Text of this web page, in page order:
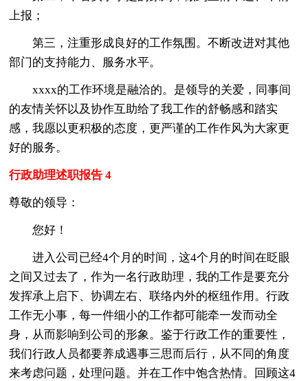
上报；
第三，注重形成良好的工作氛围。不断改进对其他
部门的支持能力、服务水平。
xxxx的工作环境是融洽的。是领导的关爱，同事间
的友情关怀以及协作互助给了我工作的舒畅感和踏实
感，我愿以更积极的态度，更严谨的工作作风为大家更
好的服务。
行政助理述职报告 4
尊敬的领导：
您好！
进入公司已经4个月的时间，这4个月的时间在眨眼
之间又过去了，作为一名行政助理，我的工作是要充分
发挥承上启下、协调左右、联络内外的枢纽作用。行政
工作无小事，每一件细小的工作都可能牵一发而动全
身，从而影响到公司的形象。鉴于行政工作的重要性，
我们行政人员都要养成遇事三思而后行，从不同的角度
来考虑问题，处理问题。并在工作中饱含热情。回顾这4